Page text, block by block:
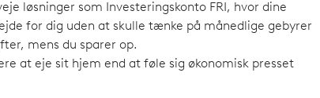
løsninger som Investeringskonto FRI, hvor dine
for dig uden at skulle tænke på månedlige gebyrer
mens du sparer op.
at eje sit hjem end at føle sig økonomisk presset